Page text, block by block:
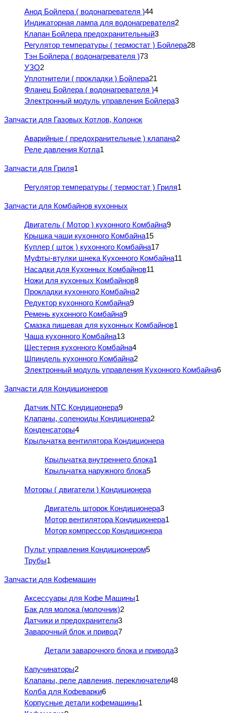
Анод Бойлера ( водонагревателя )44
Индикаторная лампа для водонагревателя2
Клапан Бойлера предохранительный3
Регулятор температуры ( термостат ) Бойлера28
Тэн Бойлера ( водонагревателя )73
УЗО2
Уплотнители ( прокладки ) Бойлера21
Фланец Бойлера ( водонагревателя )4
Электронный модуль управления Бойлера3
Запчасти для Газовых Котлов, Колонок
Аварийные ( предохранительные ) клапана2
Реле давления Котла1
Запчасти для Гриля1
Регулятор температуры ( термостат ) Гриля1
Запчасти для Комбайнов кухонных
Двигатель ( Мотор ) кухонного Комбайна9
Крышка чаши кухонного Комбайна15
Куплер ( шток ) кухонного Комбайна17
Муфты-втулки шнека Кухонного Комбайна11
Насадки для Кухонных Комбайнов11
Ножи для кухонных Комбайнов8
Прокладки кухонного Комбайна2
Редуктор кухонного Комбайна9
Ремень кухонного Комбайна9
Смазка пищевая для кухонных Комбайнов1
Чаша кухонного Комбайна13
Шестерня кухонного Комбайна4
Шпиндель кухонного Комбайна2
Электронный модуль управления Кухонного Комбайна6
Запчасти для Кондиционеров
Датчик NTC Кондиционера9
Клапаны, соленоиды Кондиционера2
Конденсаторы4
Крыльчатка вентилятора Кондиционера
Крыльчатка внутреннего блока1
Крыльчатка наружного блока5
Моторы ( двигатели ) Кондиционера
Двигатель шторок Кондиционера3
Мотор вентилятора Кондиционера1
Мотор компрессор Кондиционера
Пульт управления Кондиционером5
Трубы1
Запчасти для Кофемашин
Аксессуары для Кофе Машины1
Бак для молока (молочник)2
Датчики и предохранители3
Заварочный блок и привод7
Детали заварочного блока и привода3
Капучинаторы2
Клапаны, реле давления, переключатели48
Колба для Кофеварки6
Корпусные детали кофемашины1